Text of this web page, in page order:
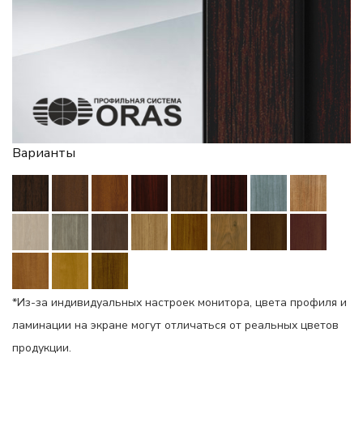
Варианты
*Из-за индивидуальных настроек монитора, цвета профиля и
ламинации на экране могут отличаться от реальных цветов
продукции.